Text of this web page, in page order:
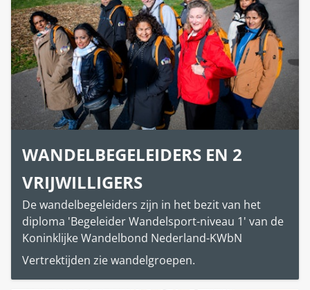
WANDELBEGELEIDERS EN 2
VRIJWILLIGERS
De wandelbegeleiders zijn in het bezit van het
diploma 'Begeleider Wandelsport-niveau 1' van de
Koninklijke Wandelbond Nederland-KWbN
Vertrektijden zie wandelgroepen.